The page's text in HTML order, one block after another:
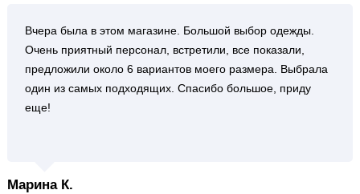
Вчера была в этом магазине. Большой выбор одежды.
Очень приятный персонал, встретили, все показали,
предложили около 6 вариантов моего размера. Выбрала
один из самых подходящих. Спасибо большое, приду
еще!
Марина К.